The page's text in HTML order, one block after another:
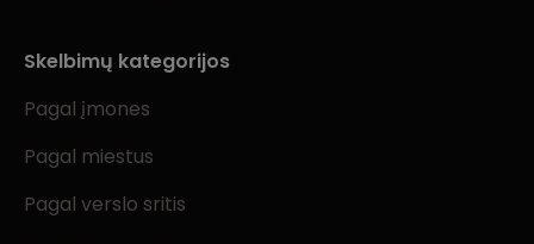
Skelbimų kategorijos
Pagal įmones
Pagal miestus
Pagal verslo sritis